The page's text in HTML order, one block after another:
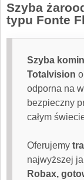
Szyba
typu Fonte
Szyba
Totalvision
odporna na
bezpieczny
całym
Oferujemy
najwyższej
Robax,